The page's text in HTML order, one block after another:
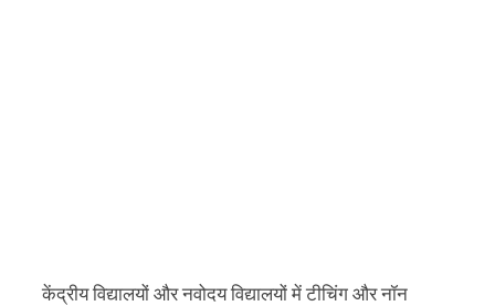
केंद्रीय विद्यालयों और नवोदय विद्यालयों में टीचिंग और नॉन